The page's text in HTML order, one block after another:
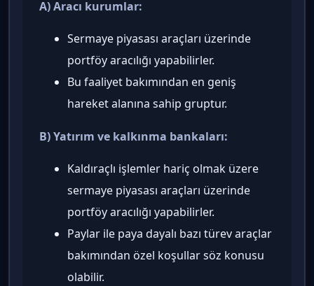
A) Aracı kurumlar:
Sermaye piyasası araçları üzerinde
portföy aracılığı yapabilirler.
Bu faaliyet bakımından en geniş
hareket alanına sahip gruptur.
B) Yatırım ve kalkınma bankaları:
Kaldıraçlı işlemler hariç olmak üzere
sermaye piyasası araçları üzerinde
portföy aracılığı yapabilirler.
Paylar ile paya dayalı bazı türev araçlar
bakımından özel koşullar söz konusu
olabilir.